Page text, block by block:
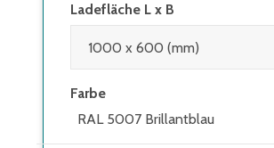
Ladefläche L x B
Farbe
RAL 5007 Brillantblau